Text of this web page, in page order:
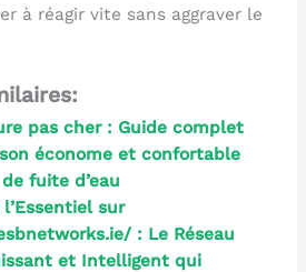
à réagir vite sans aggraver le
pas cher : Guide complet
économe et confortable
fuite d’eau
sur
: Le Réseau
et Intelligent qui